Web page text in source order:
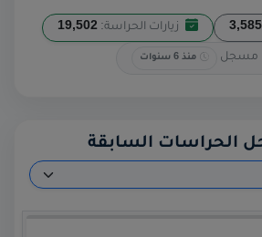
3,585 زيارات الحراسة: 19,502
مسجل منذ 6 سنوات
الحراسات السابقة